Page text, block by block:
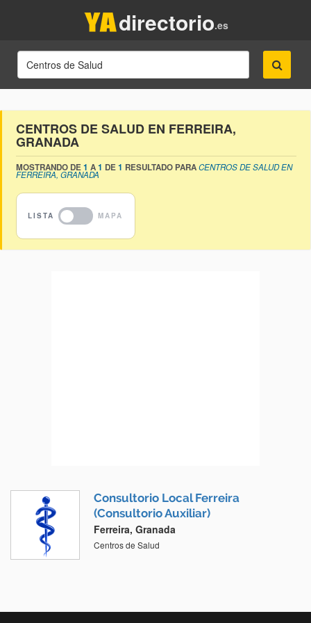
.es
directorio
CENTROS DE SALUD EN FERREIRA,
GRANADA
MOSTRANDO DE1 A1 DE1 RESULTADO PARACENTROS DE SALUD EN
FERREIRA, GRANADA
Consultorio Local Ferreira
(Consultorio Auxiliar)
Ferreira, Granada
Centros de Salud